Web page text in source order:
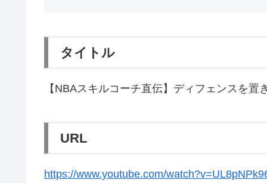
タイトル
【NBAスキルコーチ直伝】ディフェンスを
URL
https://www.youtube.com/